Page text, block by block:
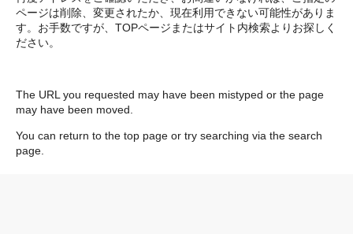
ページは削除、変更されたか、現在利用できない可能性がありま
す。お手数ですが、TOPページまたはサイト内検索よりお探しく
ださい。
The URL you requested may have been mistyped or the page
may have been moved.
You can return to the top page or try searching via the search
page.